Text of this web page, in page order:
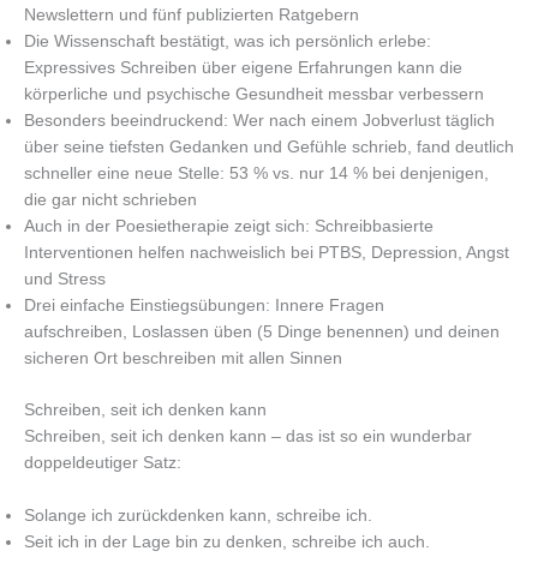
Newslettern und fünf publizierten Ratgebern
Die Wissenschaft bestätigt, was ich persönlich erlebe:
Expressives Schreiben über eigene Erfahrungen kann die
körperliche und psychische Gesundheit messbar verbessern
Besonders beeindruckend: Wer nach einem Jobverlust täglich
über seine tiefsten Gedanken und Gefühle schrieb, fand deutlich
schneller eine neue Stelle: 53 % vs. nur 14 % bei denjenigen,
die gar nicht schrieben
Auch in der Poesietherapie zeigt sich: Schreibbasierte
Interventionen helfen nachweislich bei PTBS, Depression, Angst
und Stress
Drei einfache Einstiegsübungen: Innere Fragen
aufschreiben, Loslassen üben (5 Dinge benennen) und deinen
sicheren Ort beschreiben mit allen Sinnen
Schreiben, seit ich denken kann
Schreiben, seit ich denken kann – das ist so ein wunderbar
doppeldeutiger Satz:
Solange ich zurückdenken kann, schreibe ich.
Seit ich in der Lage bin zu denken, schreibe ich auch.